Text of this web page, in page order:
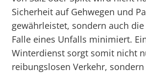
Sicherheit auf Gehwegen und
gewährleistet, sondern auch
Falle eines Unfalls minimiert.
Winterdienst sorgt somit nicht
reibungslosen Verkehr,